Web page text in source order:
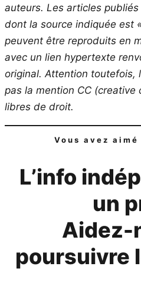
auteurs. Les articles publiés
dont la source indiquée est
peuvent être reproduits en
avec un lien hypertexte
original. Attention toutefois,
pas la mention CC (creative
libres de droit.
Vous avez
L’info
un
Aidez-
poursuivre